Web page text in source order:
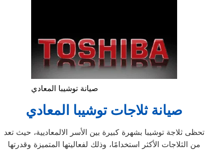
صيانة توشيبا المعادي
صيانة ثلاجات توشيبا المعادي
تحظى ثلاجة توشيبا بشهرة كبيرة بين الأسر الالمعاديية، حيث تعد
من الثلاجات الأكثر استخدامًا، وذلك لفعاليتها المتميزة وقدرتها